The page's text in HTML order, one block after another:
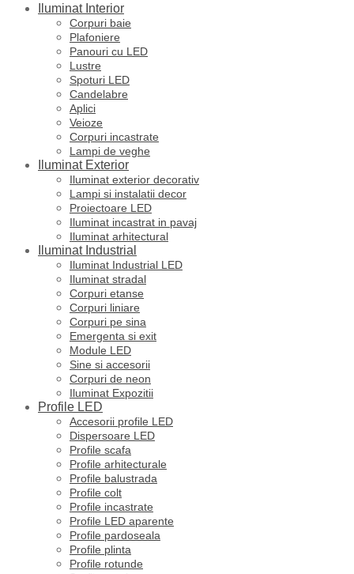
Iluminat Interior
Corpuri baie
Plafoniere
Panouri cu LED
Lustre
Spoturi LED
Candelabre
Aplici
Veioze
Corpuri incastrate
Lampi de veghe
Iluminat Exterior
Iluminat exterior decorativ
Lampi si instalatii decor
Proiectoare LED
Iluminat incastrat in pavaj
Iluminat arhitectural
Iluminat Industrial
Iluminat Industrial LED
Iluminat stradal
Corpuri etanse
Corpuri liniare
Corpuri pe sina
Emergenta si exit
Module LED
Sine si accesorii
Corpuri de neon
Iluminat Expozitii
Profile LED
Accesorii profile LED
Dispersoare LED
Profile scafa
Profile arhitecturale
Profile balustrada
Profile colt
Profile incastrate
Profile LED aparente
Profile pardoseala
Profile plinta
Profile rotunde